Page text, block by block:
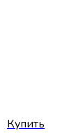
Купить